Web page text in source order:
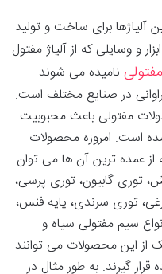
آلیاژها برای ساخت و تولید
و وسایلی که از آلیاژ مفتول
نامیده می شوند.
در صنایع مختلف است.
مفتولی باعث محبوبیت
است. امروزه محصولات
از عمده ترین آن ها می توان
توری گابیون، توری پرسی،
توری سرندی، پایه فنس،
سیم مفتولی سیاه و
یک از این محصولات می توانند
گیرند. به طور مثال در